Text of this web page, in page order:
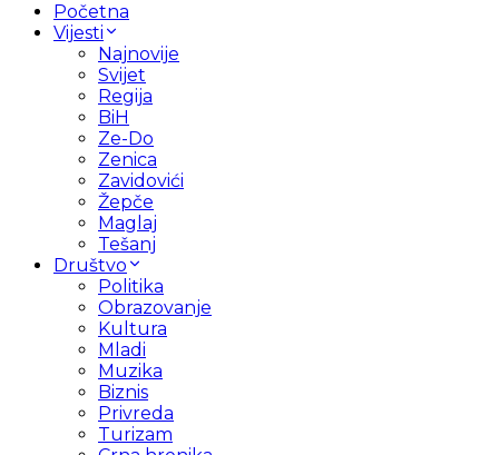
Početna
Vijesti
Najnovije
Svijet
Regija
BiH
Ze-Do
Zenica
Zavidovići
Žepče
Maglaj
Tešanj
Društvo
Politika
Obrazovanje
Kultura
Mladi
Muzika
Biznis
Privreda
Turizam